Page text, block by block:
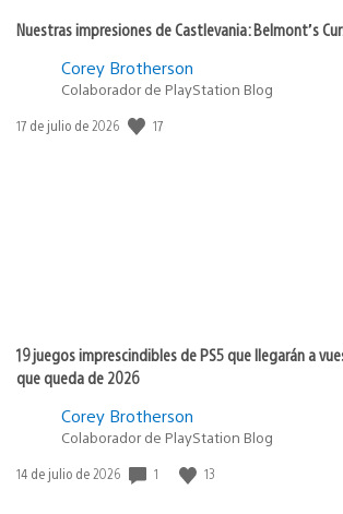
Nuestras impresiones de Castlevania: Belmont’s
Corey Brotherson
Colaborador de PlayStation Blog
Fecha
17 de julio de 2026 17
19 juegos imprescindibles de PS5 que llegarán a
que queda de 2026
Corey Brotherson
Colaborador de PlayStation Blog
Fecha
14 de julio de 2026 1 13